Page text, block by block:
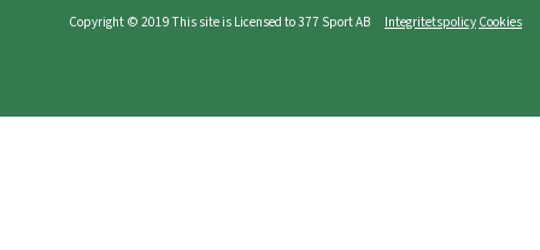
Copyright © 2019 This site is Licensed to 377 Sport AB Integritetspolicy Cookies